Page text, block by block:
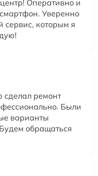
Оперативно и
Уверенно
сервис, которым я
сделал ремонт
Были
варианты
обращаться